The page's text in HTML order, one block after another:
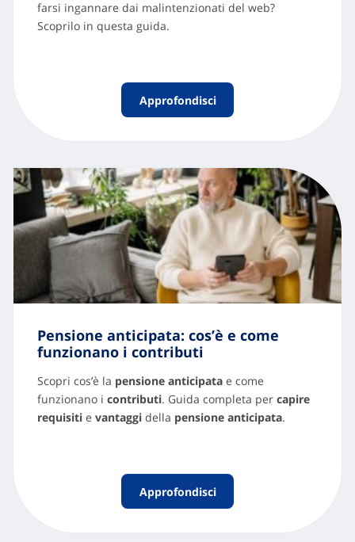
farsi ingannare dai malintenzionati del web?
Scoprilo in questa guida.
Approfondisci
Pensione anticipata: cos’è e come
funzionano i contributi
Scopri cos’è la pensione anticipata e come
funzionano i contributi. Guida completa per capire
requisiti e vantaggi della pensione anticipata.
Approfondisci